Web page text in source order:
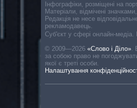
Cуб'єкт у сфері онлайн-медіа.
© 2009—2026 «Слово і Діло».
за собою право не
якої є треті особи.
Налаштування
Інфографіки, розміщені на
Матеріали, відмічені
Редакція не несе
рекламодавець.